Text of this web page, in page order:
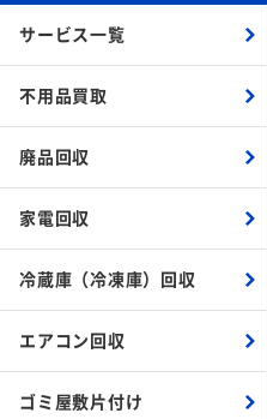
サービス一覧
不用品買取
廃品回収
家電回収
冷蔵庫（冷凍庫）回収
エアコン回収
ゴミ屋敷片付け